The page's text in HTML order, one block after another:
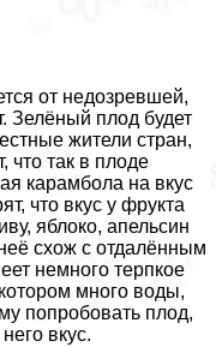
от недозревшей,
Зелёный плод будет
жители стран,
что так в плоде
карамбола на вкус
что вкус у фрукта
яблоко, апельсин
схож с отдалённым
немного терпкое
много воды,
попробовать плод,
вкус.